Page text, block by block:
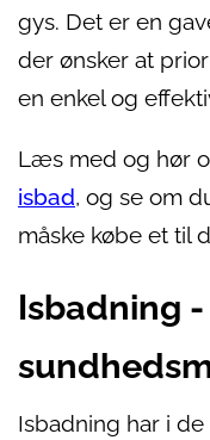
gys. Det er en
der ønsker at
en enkel og
Læs med og hør
isbad, og se om
måske købe et til
Isbadning -
Isbadning har i